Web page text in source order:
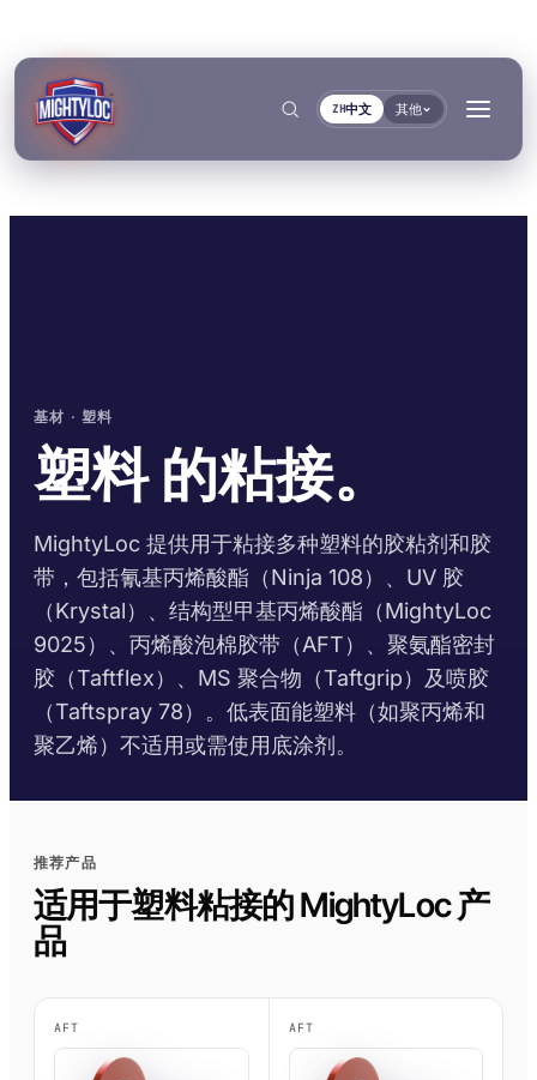
ZH中文 其他
粘接与固化
Krystal 2000 UV胶
Krystal 3000 UV胶
Krystal 4000
浏览更多→
密封与锁紧
Taftflex 6292 聚氨酯密封胶
TaftGrip MS聚合物
Taftlock 22
浏览更多→
AFT 1120GF 丙烯酸泡棉胶带
AFT 1200GF
建筑与制造加工
金属加工
DIY
标识标牌
木工
客车与卡车制造
船舶与游艇
交通运输
按基材分类
玻璃与陶瓷
TDS资料库 按系列
安全数据表 按需提供
基材选择器
固化时间指南
使用温度指南
合规性
RoHS声明
各产品技术数据表
基材 · 塑料
塑料 的粘接。
MightyLoc 提供用于粘接多种塑料的胶粘剂和胶
带，包括氰基丙烯酸酯（Ninja 108）、UV 胶
（Krystal）、结构型甲基丙烯酸酯（MightyLoc
9025）、丙烯酸泡棉胶带（AFT）、聚氨酯密封
胶（Taftflex）、MS 聚合物（Taftgrip）及喷胶
（Taftspray 78）。低表面能塑料（如聚丙烯和
聚乙烯）不适用或需使用底涂剂。
推荐产品
适用于塑料粘接的 MightyLoc 产
品
AFT AFT